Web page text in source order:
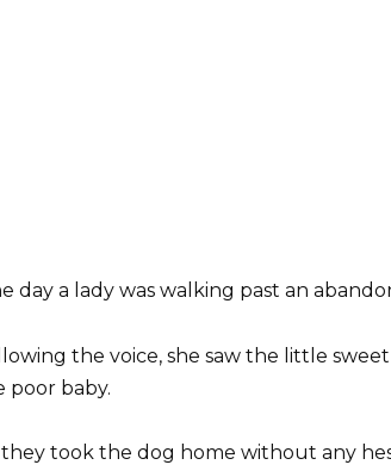
day a lady was walking past an
the voice, she saw the little
poor baby.
they took the dog home without any